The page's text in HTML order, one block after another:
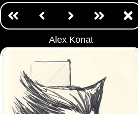
Alex Konat